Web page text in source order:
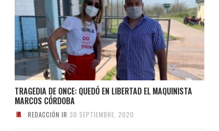
TRAGEDIA DE ONCE: QUEDÓ EN LIBERTAD EL MAQUINISTA
MARCOS CÓRDOBA
REDACCIÓN IR 30 SEPTIEMBRE, 2020